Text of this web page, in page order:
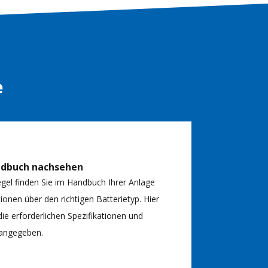
nachsehen
finden Sie im Handbuch Ihrer Anlage
über den richtigen Batterietyp. Hier
erforderlichen Spezifikationen und